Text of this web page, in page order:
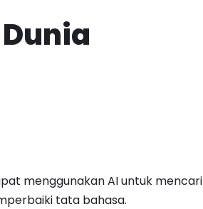
menggunakan AI untuk mencari
tata bahasa.